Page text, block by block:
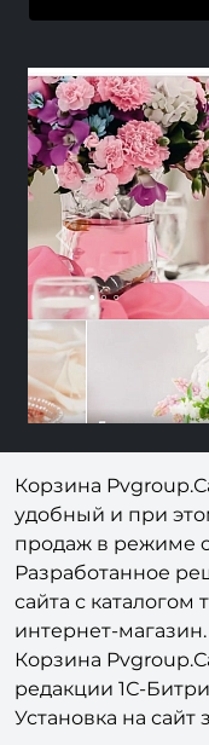
Previous
Корзина
удобный и при
продаж в режиме
Разработанное
сайта с каталогом
интернет-магазин.
Корзина
редакции 1С-